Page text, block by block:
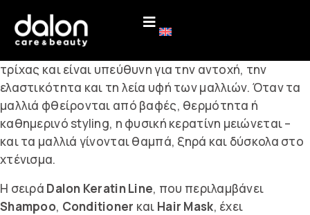
Τα Οφέλη της Κερατίνης
Η κερατίνη αποτελεί το βασικό δομικό στοιχείο της
τρίχας και είναι υπεύθυνη για την αντοχή, την
ελαστικότητα και τη λεία υφή των μαλλιών. Όταν τα
μαλλιά φθείρονται από βαφές, θερμότητα ή
καθημερινό styling, η φυσική κερατίνη μειώνεται –
και τα μαλλιά γίνονται θαμπά, ξηρά και δύσκολα στο
χτένισμα.
Η σειρά Dalon Keratin Line, που περιλαμβάνει
Shampoo, Conditioner και Hair Mask, έχει